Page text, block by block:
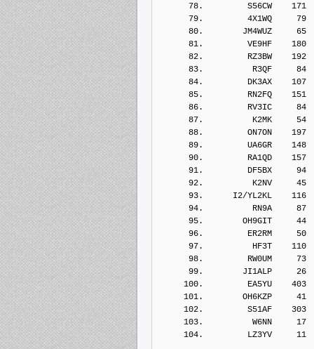
78.         S56CW    171
79.         4X1WQ     79
80.        JM4WUZ     65
81.         VE9HF    180
82.         RZ3BW    192
83.          R3QF     84
84.         DK3AX    107
85.         RN2FQ    151
86.         RV3IC     84
87.          K2MK     54
88.         ON7ON    197
89.         UA6GR    148
90.         RA1QD    157
91.         DF5BX     94
92.          K2NV     45
93.      I2/YL2KL    116
94.          RN9A     87
95.        OH9GIT     44
96.         ER2RM     50
97.          HF3T    110
98.         RW0UM     73
99.        JI1ALP     26
100.         EA5YU    403
101.        OH6KZP     41
102.         S51AF    303
103.          W6NN     17
104.         LZ3YV     11